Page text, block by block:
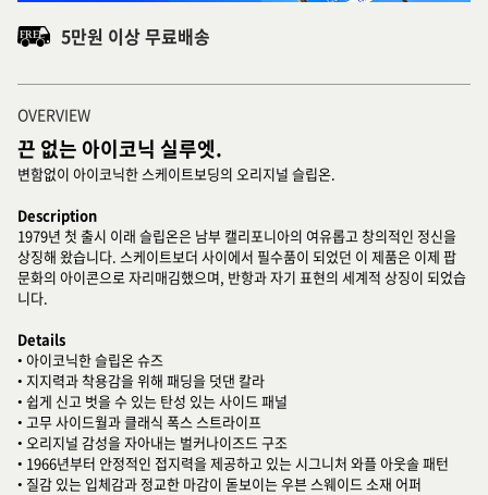
5만원 이상 무료배송
OVERVIEW
끈 없는 아이코닉 실루엣.
변함없이 아이코닉한 스케이트보딩의 오리지널 슬립온.
Description
1979년 첫 출시 이래 슬립온은 남부 캘리포니아의 여유롭고 창의적인 정신을
상징해 왔습니다. 스케이트보더 사이에서 필수품이 되었던 이 제품은 이제 팝
문화의 아이콘으로 자리매김했으며, 반항과 자기 표현의 세계적 상징이 되었습
니다.
Details
• 아이코닉한 슬립온 슈즈
• 지지력과 착용감을 위해 패딩을 덧댄 칼라
• 쉽게 신고 벗을 수 있는 탄성 있는 사이드 패널
• 고무 사이드월과 클래식 폭스 스트라이프
• 오리지널 감성을 자아내는 벌커나이즈드 구조
• 1966년부터 안정적인 접지력을 제공하고 있는 시그니처 와플 아웃솔 패턴
• 질감 있는 입체감과 정교한 마감이 돋보이는 우븐 스웨이드 소재 어퍼